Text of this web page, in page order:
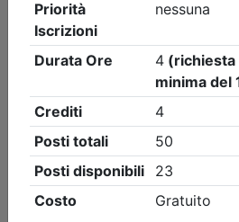
Ordine degli Ingegneri della
Preventivazione &
Date:dal15/09/2026al05/11/
Crediti:40 cfp
Durata:40 ore
Tipologia:corso